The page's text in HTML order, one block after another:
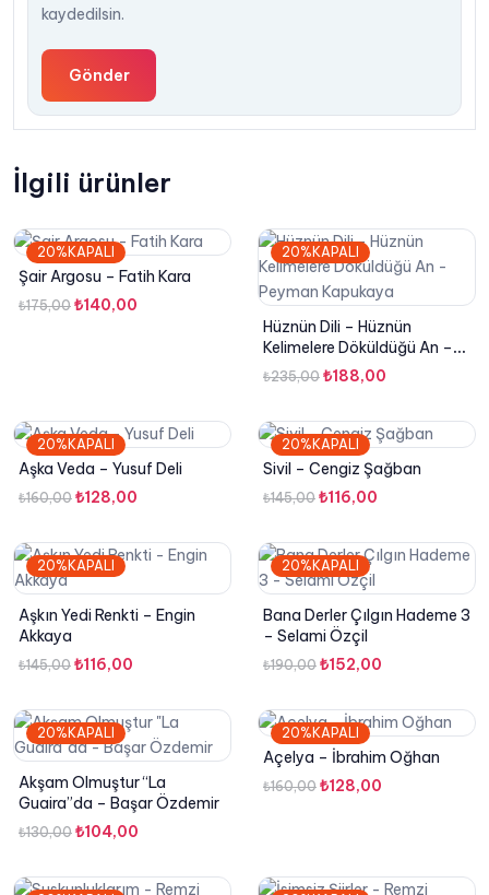
kaydedilsin.
İlgili ürünler
20%KAPALI
Şair Argosu – Fatih Kara
₺175,00 Orijinal
₺140,00
20%KAPALI
Hüznün Dili – Hüznün
Kelimelere Döküldüğü An –
Peyman Kapukaya
₺235,00 Orijinal
₺235,00.
₺188,00
fiyat:
₺188,00.
20%KAPALI
Aşka Veda – Yusuf Deli
₺160,00 Orijinal
₺160,00.
₺128,00
fiyat:
20%KAPALI
Sivil – Cengiz Şağban
₺145,00 Orijinal
₺145,00.
₺116,00
fiyat:
20%KAPALI
Aşkın Yedi Renkti – Engin
Akkaya
₺145,00 Orijinal
₺145,00.
₺116,00
fiyat:
₺116,00.
20%KAPALI
Bana Derler Çılgın Hademe 3
– Selami Özçil
₺190,00 Orijinal
₺190,00.
₺152,00
fiyat:
₺152,00.
20%KAPALI
Akşam Olmuştur “La
Guaira”da – Başar Özdemir
₺130,00 Orijinal
₺130,00.
₺104,00
fiyat:
20%KAPALI
Açelya – İbrahim Oğhan
₺160,00 Orijinal
₺128,00